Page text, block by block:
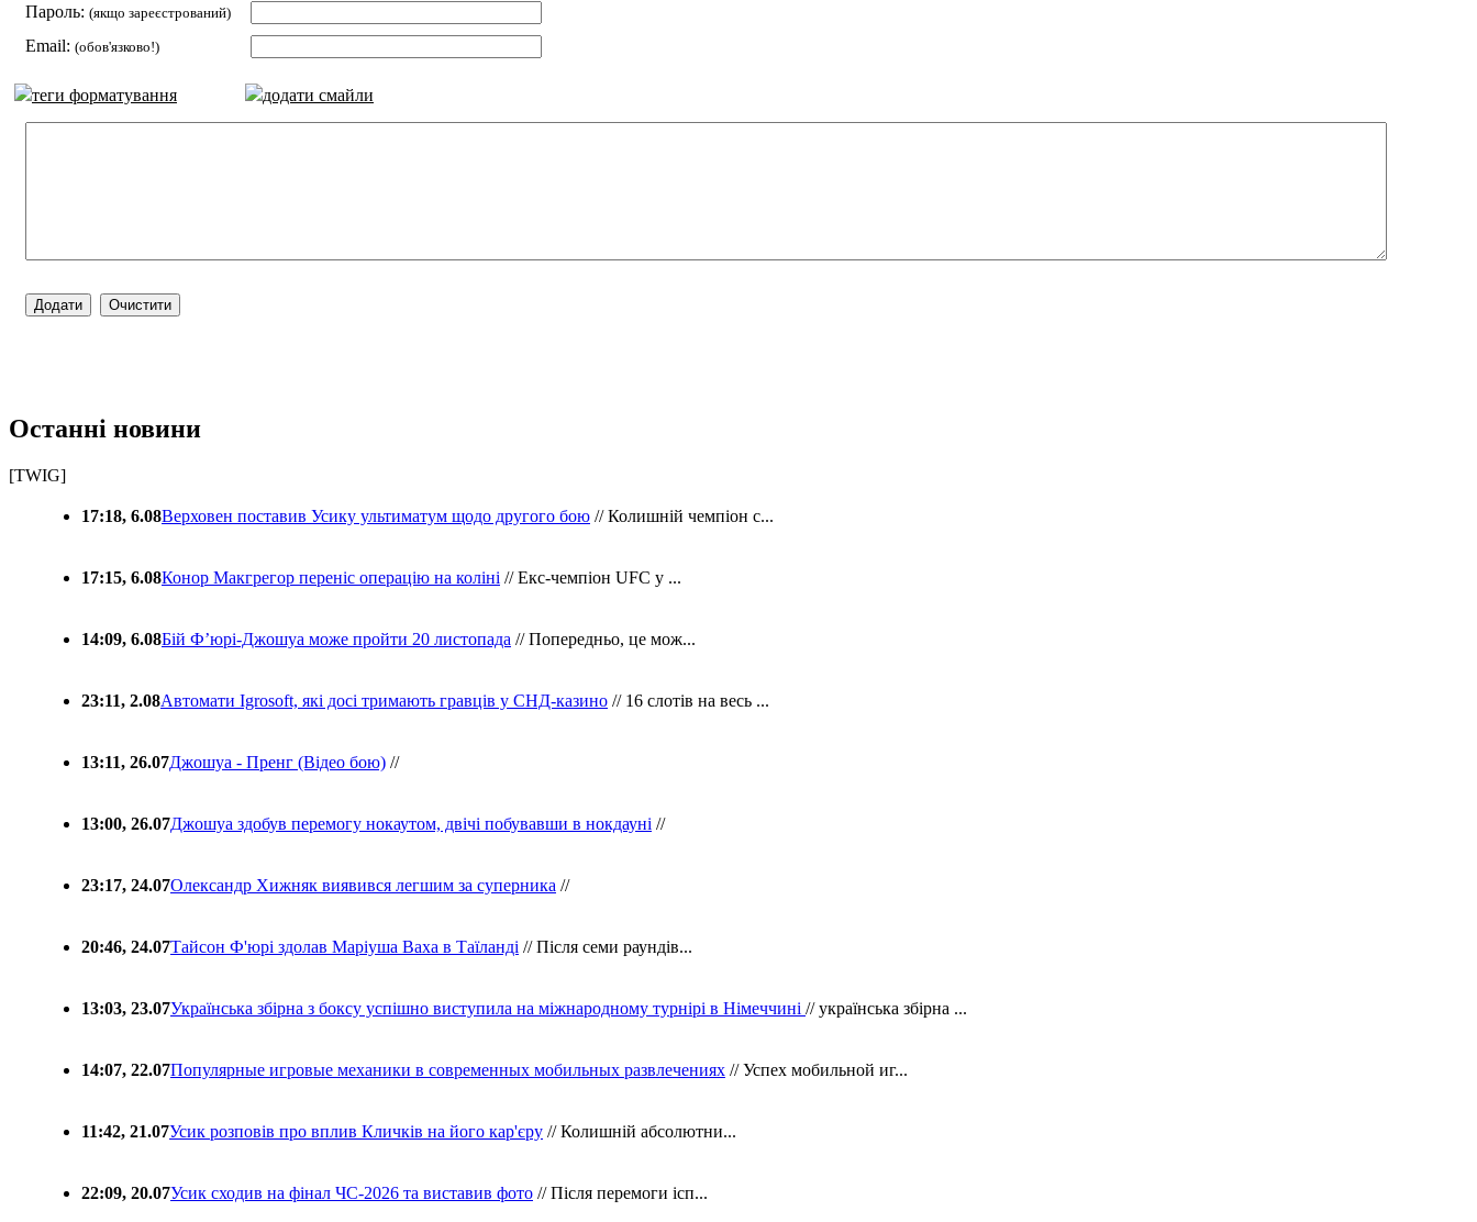
Пароль: (якщо зареєстрований)
Email: (обов'язково!)
теги форматування додати смайли
Останні новини
[TWIG]
17:18, 6.08Верховен поставив Усику ультиматум щодо другого бою // Колишній чемпіон с...
17:15, 6.08Конор Макгрегор переніс операцію на коліні // Екс-чемпіон UFC у ...
14:09, 6.08Бій Ф’юрі-Джошуа може пройти 20 листопада // Попередньо, це мож...
23:11, 2.08Автомати Igrosoft, які досі тримають гравців у СНД-казино // 16 слотів на весь ...
13:11, 26.07Джошуа - Пренг (Відео бою) //
13:00, 26.07Джошуа здобув перемогу нокаутом, двічі побувавши в нокдауні //
23:17, 24.07Олександр Хижняк виявився легшим за суперника //
20:46, 24.07Тайсон Ф'юрі здолав Маріуша Ваха в Таїланді // Після семи раундів...
13:03, 23.07Українська збірна з боксу успішно виступила на міжнародному турнірі в Німеччині // українська збірна ...
14:07, 22.07Популярные игровые механики в современных мобильных развлечениях // Успех мобильной иг...
11:42, 21.07Усик розповів про вплив Кличків на його кар'єру // Колишній абсолютни...
22:09, 20.07Усик сходив на фінал ЧС-2026 та виставив фото // Після перемоги ісп...